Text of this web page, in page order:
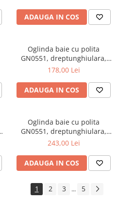
ADAUGA IN COS
Oglinda baie cu polita
GN0551, dreptunghiulara,
PAL, 50 cm, alb
178,00 Lei
ADAUGA IN COS
Oglinda baie cu polita
GN0551, dreptunghiulara,
PAL, 80 cm, alb
243,00 Lei
ADAUGA IN COS
1 2 3 ... 5